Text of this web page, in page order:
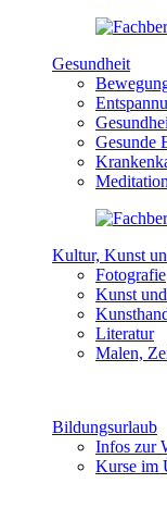
Gesundheit
Gesunde
Meditation
Kultur, Kunst
Fotografie
Kunst
Literatur
Malen,
Bildungsurlaub
Infos zur
Kurse im